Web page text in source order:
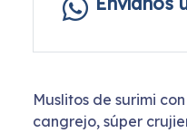
Muslitos de surimi
cangrejo, súper